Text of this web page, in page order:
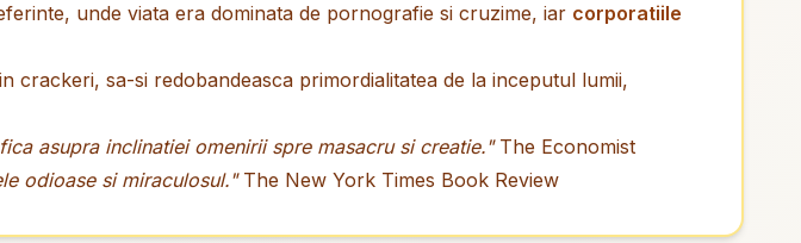
unde viata era dominata de pornografie si cruzime, iar corporatiile
crackeri, sa-si redobandeasca primordialitatea de la inceputul lumii,
asupra inclinatiei omenirii spre masacru si creatie."The Economist
odioase si miraculosul."The New York Times Book Review